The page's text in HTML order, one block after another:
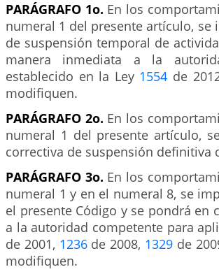
PARÁGRAFO 1o. En los
numeral 1 del presente artículo,
de suspensión temporal de
manera inmediata a la
establecido en la Ley 1554 de
modifiquen.
PARÁGRAFO 2o. En los
numeral 1 del presente artículo,
correctiva de suspensión definitiva
PARÁGRAFO 3o. En los
numeral 1 y en el numeral 8, se
el presente Código y se pondrá
a la autoridad competente para
de 2001, 1236de 2008, 1329de
modifiquen.